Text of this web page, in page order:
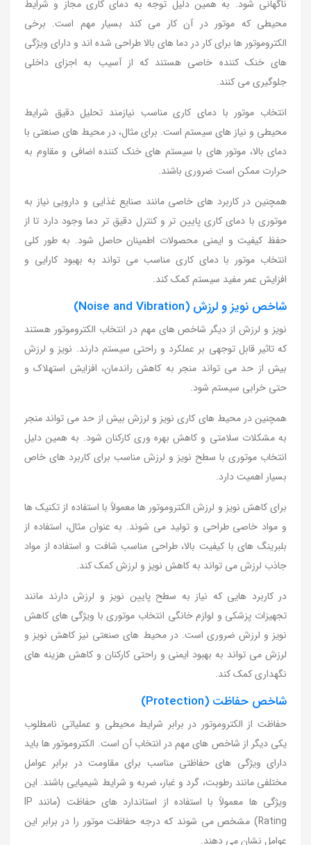
ناگهانی شود. به همین دلیل توجه به دمای کاری مجاز و شرایط
محیطی که موتور در آن کار می کند بسیار مهم است. برخی
الکتروموتور ها برای کار در دما های بالا طراحی شده اند و دارای ویژگی
های خنک کننده خاصی هستند که از آسیب به اجزای داخلی
جلوگیری می کنند.
انتخاب موتور با دمای کاری مناسب نیازمند تحلیل دقیق شرایط
محیطی و نیاز های سیستم است. برای مثال، در محیط های صنعتی با
دمای بالا، موتور های با سیستم های خنک کننده اضافی و مقاوم به
حرارت ممکن است ضروری باشند.
همچنین در کاربرد های خاصی مانند صنایع غذایی و دارویی نیاز به
موتوری با دمای کاری پایین تر و کنترل دقیق تر دما وجود دارد تا از
حفظ کیفیت و ایمنی محصولات اطمینان حاصل شود. به طور کلی
انتخاب موتور با دمای کاری مناسب می تواند به بهبود کارایی و
افزایش عمر مفید سیستم کمک کند.
شاخص نویز و لرزش (Noise and Vibration)
نویز و لرزش از دیگر شاخص های مهم در انتخاب الکتروموتور هستند
که تاثیر قابل توجهی بر عملکرد و راحتی سیستم دارند. نویز و لرزش
بیش از حد می تواند منجر به کاهش راندمان، افزایش استهلاک و
حتی خرابی سیستم شود.
همچنین در محیط های کاری نویز و لرزش بیش از حد می تواند منجر
به مشکلات سلامتی و کاهش بهره وری کارکنان شود. به همین دلیل
انتخاب موتوری با سطح نویز و لرزش مناسب برای کاربرد های خاص
بسیار اهمیت دارد.
برای کاهش نویز و لرزش الکتروموتور ها معمولاً با استفاده از تکنیک ها
و مواد خاصی طراحی و تولید می شوند. به عنوان مثال، استفاده از
بلبرینگ های با کیفیت بالا، طراحی مناسب شافت و استفاده از مواد
جاذب لرزش می تواند به کاهش نویز و لرزش کمک کند.
در کاربرد هایی که نیاز به سطح پایین نویز و لرزش دارند مانند
تجهیزات پزشکی و لوازم خانگی انتخاب موتوری با ویژگی های کاهش
نویز و لرزش ضروری است. در محیط های صنعتی نیز کاهش نویز و
لرزش می تواند به بهبود ایمنی و راحتی کارکنان و کاهش هزینه های
نگهداری کمک کند.
شاخص حفاظت (Protection)
حفاظت از الکتروموتور در برابر شرایط محیطی و عملیاتی نامطلوب
یکی دیگر از شاخص های مهم در انتخاب آن است. الکتروموتور ها باید
دارای ویژگی های حفاظتی مناسب برای مقاومت در برابر عوامل
مختلفی مانند رطوبت، گرد و غبار، ضربه و شرایط شیمیایی باشند. این
ویژگی ها معمولاً با استفاده از استاندارد های حفاظت (مانند IP
Rating) مشخص می شوند که درجه حفاظت موتور را در برابر این
عوامل نشان می دهند.